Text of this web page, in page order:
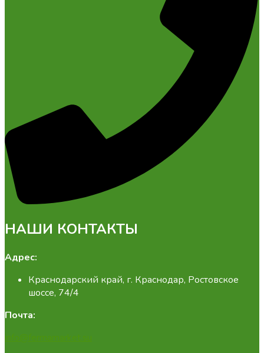
НАШИ КОНТАКТЫ
Адрес:
Краснодарский край, г. Краснодар, Ростовское
шоссе, 74/4
Почта:
info@fermamarket.su